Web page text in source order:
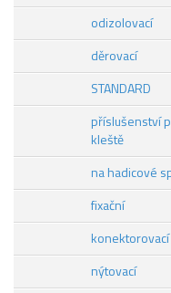
odizolovací
děrovací
STANDARD
příslušenství
kleště
na hadicové
fixační
konektorovací
nýtovací